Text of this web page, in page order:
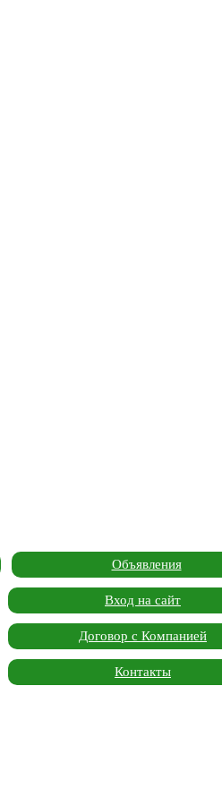
Объявления
Вход на сайт
Договор с Компанией
Контакты